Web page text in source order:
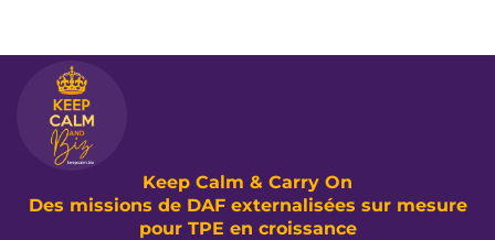
Keep Calm & Carry On
Des missions de DAF externalisées sur mesure
pour TPE en croissance